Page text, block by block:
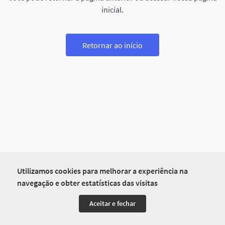
Utilizamos cookies para melhorar a experiência na
navegação e obter estatísticas das visitas
Aceitar e fechar
inicial.
Retornar ao início